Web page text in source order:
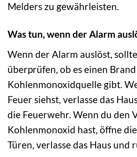
Melders zu gewährleisten.
Was tun, wenn der Alarm
Wenn der Alarm auslöst,
überprüfen, ob es einen
Kohlenmonoxidquelle gibt.
Feuer siehst, verlasse das
die Feuerwehr. Wenn du den
Kohlenmonoxid hast, öffne
Türen, verlasse das Haus und